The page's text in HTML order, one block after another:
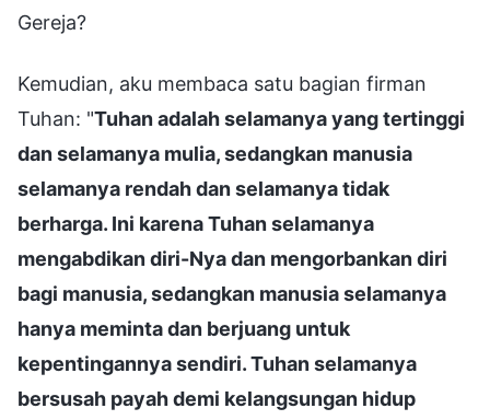
Gereja?
Kemudian, aku membaca satu bagian firman
Tuhan: "Tuhan adalah selamanya yang tertinggi
dan selamanya mulia, sedangkan manusia
selamanya rendah dan selamanya tidak
berharga. Ini karena Tuhan selamanya
mengabdikan diri-Nya dan mengorbankan diri
bagi manusia, sedangkan manusia selamanya
hanya meminta dan berjuang untuk
kepentingannya sendiri. Tuhan selamanya
bersusah payah demi kelangsungan hidup